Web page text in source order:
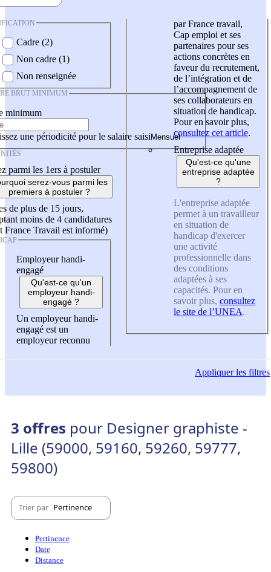
Cadre (2)
Non cadre (1)
Non renseignée
BRUT MINIMUM
minimum
une périodicité pour le salaire saisi
parmi les 1ers à postuler
serez-vous parmi les
premiers à postuler ?
de plus de 15 jours,
moins de 4 candidatures
France Travail est informé)
Employeur handi-
engagé
Qu'est-ce qu'un
employeur handi-
engagé ?
Un employeur handi-
engagé est un
employeur reconnu
par France travail,
Cap emploi et ses
partenaires pour ses
actions concrètes en
faveur du recrutement,
de l’intégration et de
l’accompagnement de
ses collaborateurs en
situation de handicap.
Pour en savoir plus,
consultez cet article.
Entreprise adaptée
Qu'est-ce qu'une
entreprise adaptée
?
L'entreprise adaptée
permet à un travailleur
en situation de
handicap d'exercer
une activité
professionnelle dans
des conditions
adaptées à ses
capacités. Pour en
savoir plus, consultez
le site de l’UNEA.
Appliquerles filtres
3 offres pour Designer graphiste -
Lille (59000, 59160, 59260, 59777,
59800)
Trier par Pertinence
Pertinence
Date
Distance